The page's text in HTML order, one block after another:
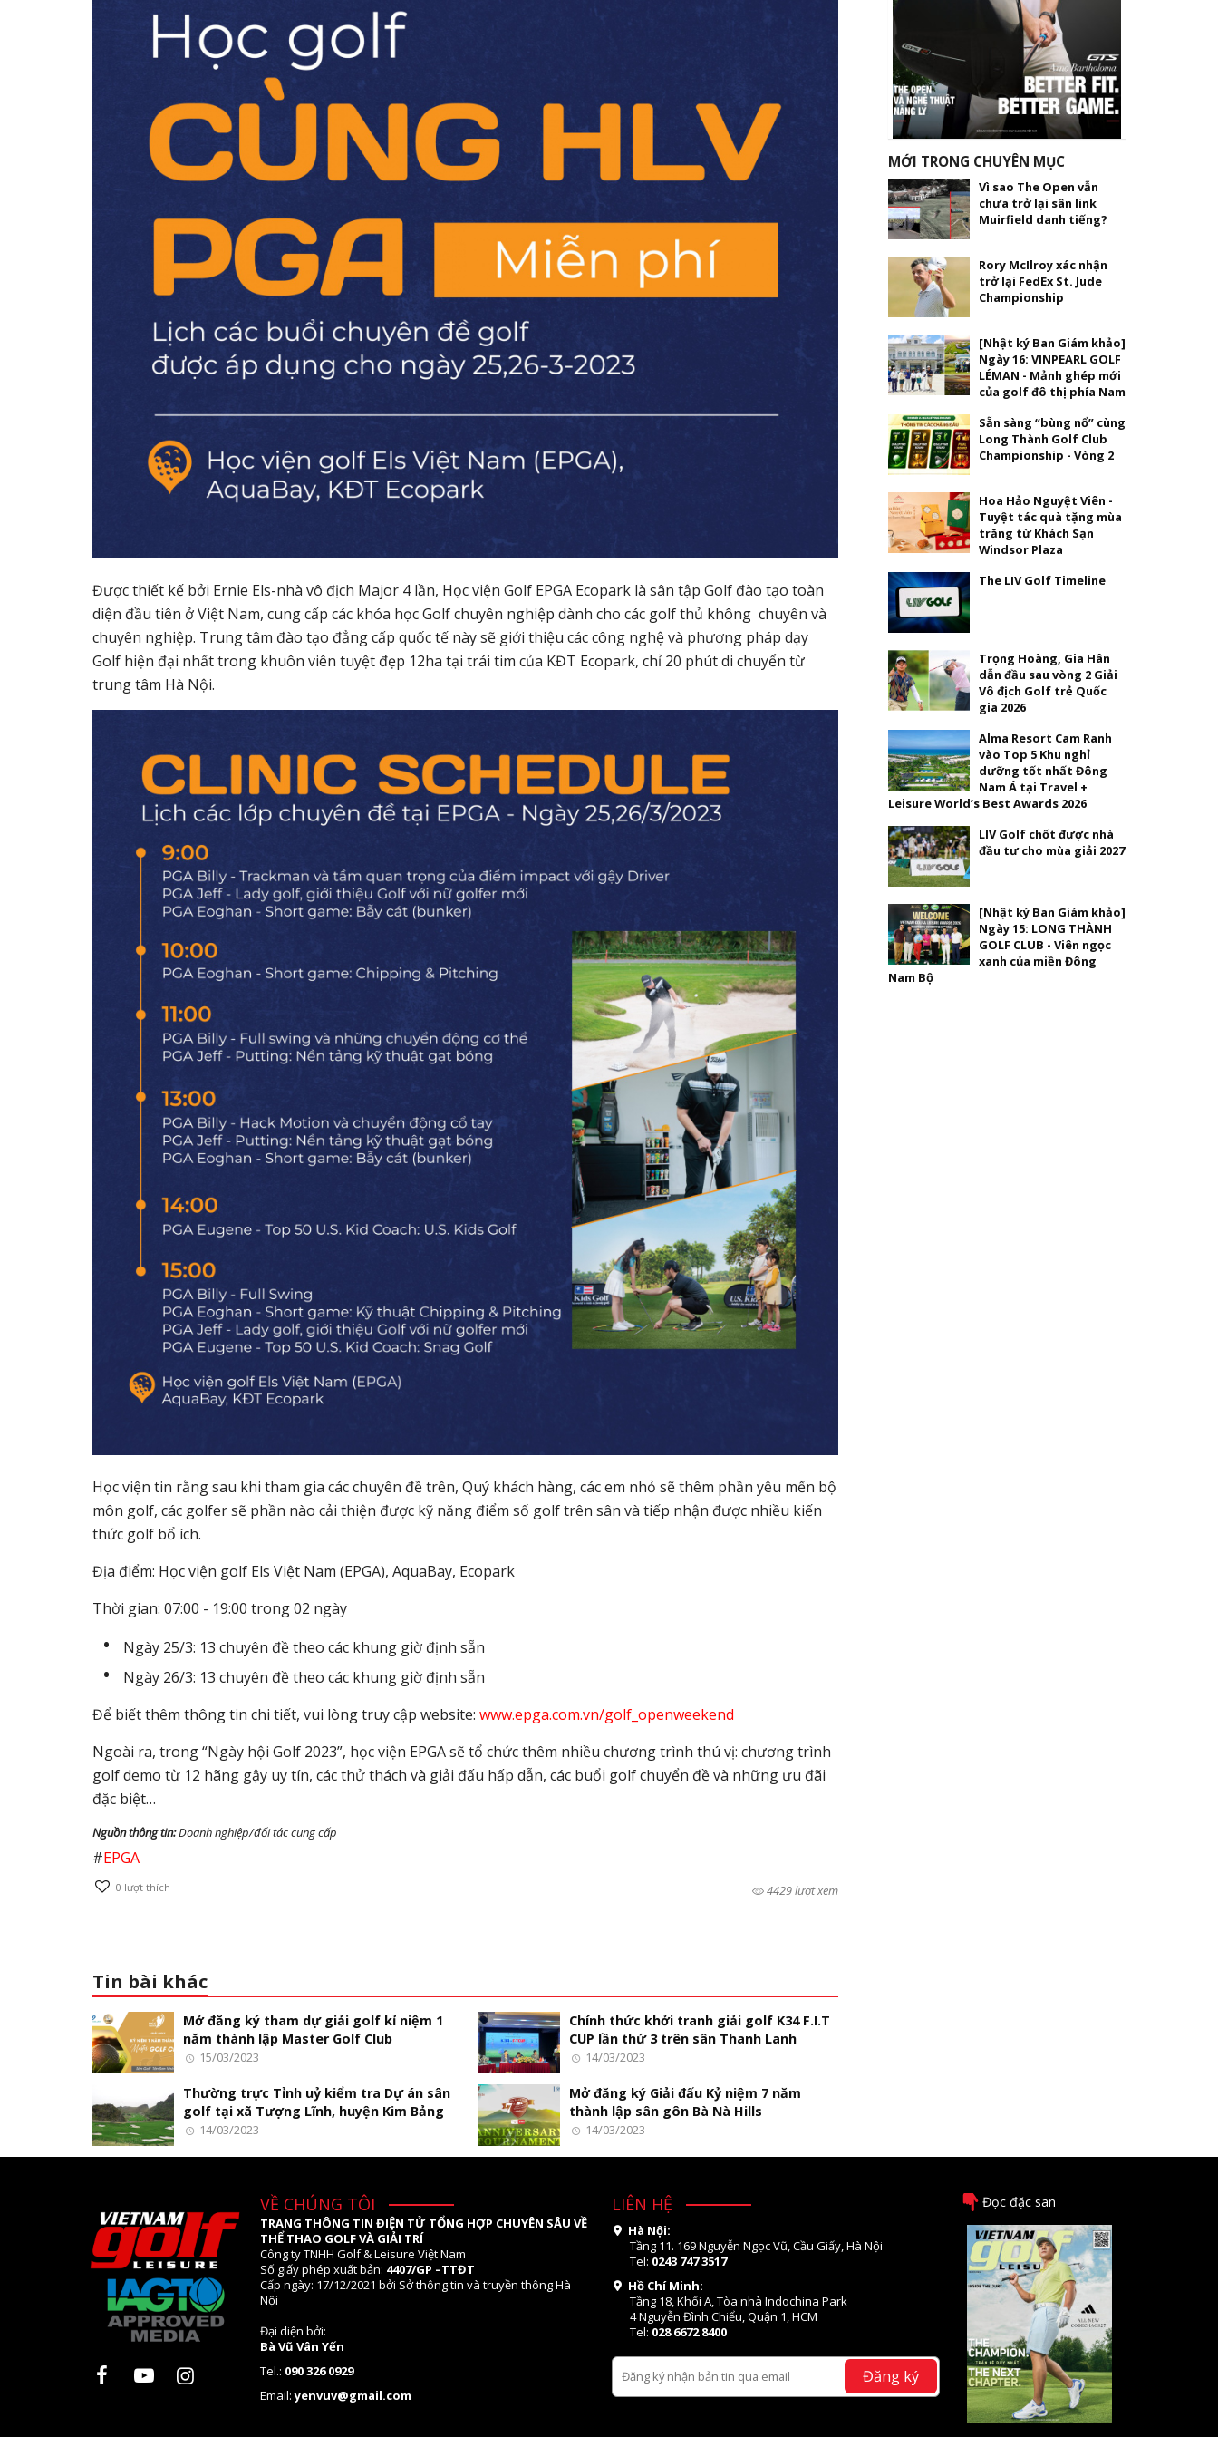
Được thiết kế bởi Ernie Els-nhà vô địch Major 4 lần, Học viện Golf EPGA Ecopark là sân tập Golf đào tạo toàn
diện đầu tiên ở Việt Nam, cung cấp các khóa học Golf chuyên nghiệp dành cho các golf thủ không chuyên và
chuyên nghiệp. Trung tâm đào tạo đẳng cấp quốc tế này sẽ giới thiệu các công nghệ và phương pháp dạy
Golf hiện đại nhất trong khuôn viên tuyệt đẹp 12ha tại trái tim của KĐT Ecopark, chỉ 20 phút di chuyển từ
trung tâm Hà Nội.
Học viện tin rằng sau khi tham gia các chuyên đề trên, Quý khách hàng, các em nhỏ sẽ thêm phần yêu mến bộ
môn golf, các golfer sẽ phần nào cải thiện được kỹ năng điểm số golf trên sân và tiếp nhận được nhiều kiến
thức golf bổ ích.
Địa điểm: Học viện golf Els Việt Nam (EPGA), AquaBay, Ecopark
Thời gian: 07:00 - 19:00 trong 02 ngày
Ngày 25/3: 13 chuyên đề theo các khung giờ định sẵn
Ngày 26/3: 13 chuyên đề theo các khung giờ định sẵn
Để biết thêm thông tin chi tiết, vui lòng truy cập website: www.epga.com.vn/golf_openweekend
Ngoài ra, trong “Ngày hội Golf 2023”, học viện EPGA sẽ tổ chức thêm nhiều chương trình thú vị: chương trình
golf demo từ 12 hãng gậy uy tín, các thử thách và giải đấu hấp dẫn, các buổi golf chuyển đề và những ưu đãi
đặc biệt…
Nguồn thông tin:Doanh nghiệp/đối tác cung cấp
#EPGA
0 lượt thích 4429 lượt xem
Tin bài khác
Mở đăng ký tham dự giải golf kỉ niệm 1
năm thành lập Master Golf Club
15/03/2023
Chính thức khởi tranh giải golf K34 F.I.T
CUP lần thứ 3 trên sân Thanh Lanh
14/03/2023
Thường trực Tỉnh uỷ kiểm tra Dự án sân
golf tại xã Tượng Lĩnh, huyện Kim Bảng
14/03/2023
Mở đăng ký Giải đấu Kỷ niệm 7 năm
thành lập sân gôn Bà Nà Hills
14/03/2023
MỚI TRONG CHUYÊN MỤC
Vì sao The Open vẫn
chưa trở lại sân link
Muirfield danh tiếng?
Rory McIlroy xác nhận
trở lại FedEx St. Jude
Championship
[Nhật ký Ban Giám khảo]
Ngày 16: VINPEARL GOLF
LÉMAN - Mảnh ghép mới
của golf đô thị phía Nam
Sẵn sàng “bùng nổ” cùng
Long Thành Golf Club
Championship - Vòng 2
Hoa Hảo Nguyệt Viên -
Tuyệt tác quà tặng mùa
trăng từ Khách Sạn
Windsor Plaza
The LIV Golf Timeline
Trọng Hoàng, Gia Hân
dẫn đầu sau vòng 2 Giải
Vô địch Golf trẻ Quốc
gia 2026
Alma Resort Cam Ranh
vào Top 5 Khu nghỉ
dưỡng tốt nhất Đông
Nam Á tại Travel +
Leisure World’s Best Awards 2026
LIV Golf chốt được nhà
đầu tư cho mùa giải 2027
[Nhật ký Ban Giám khảo]
Ngày 15: LONG THÀNH
GOLF CLUB - Viên ngọc
xanh của miền Đông
Nam Bộ
VỀ CHÚNG TÔI
TRANG THÔNG TIN ĐIỆN TỬ TỔNG HỢP CHUYÊN SÂU VỀ
THỂ THAO GOLF VÀ GIẢI TRÍ
Công ty TNHH Golf & Leisure Việt Nam
Số giấy phép xuất bản: 4407/GP –TTĐT
Cấp ngày: 17/12/2021 bởi Sở thông tin và truyền thông Hà
Nội
Đại diện bởi:
Bà Vũ Vân Yến
Tel.: 090 326 0929
Email:yenvuv@gmail.com
LIÊN HỆ
Hà Nội:
Tầng 11. 169 Nguyễn Ngọc Vũ, Cầu Giấy, Hà Nội
Tel: 0243 747 3517
Hồ Chí Minh:
Tầng 18, Khối A, Tòa nhà Indochina Park
4 Nguyễn Đình Chiểu, Quận 1, HCM
Tel: 028 6672 8400
Đăng ký
Đọc đặc san